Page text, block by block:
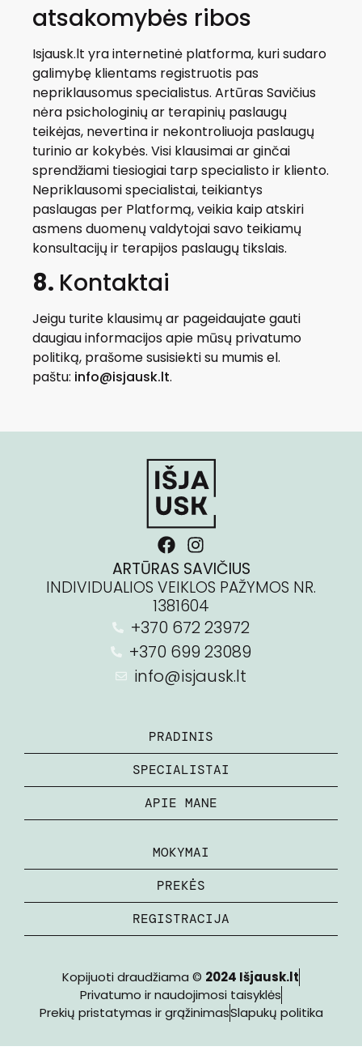
atsakomybės ribos
Isjausk.lt yra internetinė platforma, kuri sudaro
galimybę klientams registruotis pas
nepriklausomus specialistus. Artūras Savičius
nėra psichologinių ar terapinių paslaugų
teikėjas, nevertina ir nekontroliuoja paslaugų
turinio ar kokybės. Visi klausimai ar ginčai
sprendžiami tiesiogiai tarp specialisto ir kliento.
Nepriklausomi specialistai, teikiantys
paslaugas per Platformą, veikia kaip atskiri
asmens duomenų valdytojai savo teikiamų
konsultacijų ir terapijos paslaugų tikslais.
8. Kontaktai
Jeigu turite klausimų ar pageidaujate gauti
daugiau informacijos apie mūsų privatumo
politiką, prašome susisiekti su mumis el.
paštu: info@isjausk.lt.
PRADINIS
SPECIALISTAI
APIE MANE
ARTŪRAS SAVIČIUS
INDIVIDUALIOS VEIKLOS PAŽYMOS NR.
1381604
+370 672 23972
+370 699 23089
info@isjausk.lt
MOKYMAI
PREKĖS
REGISTRACIJA
Kopijuoti draudžiama © 2024 Išjausk.lt
Privatumo ir naudojimosi taisyklės
Prekių pristatymas ir grąžinimasSlapukų politika